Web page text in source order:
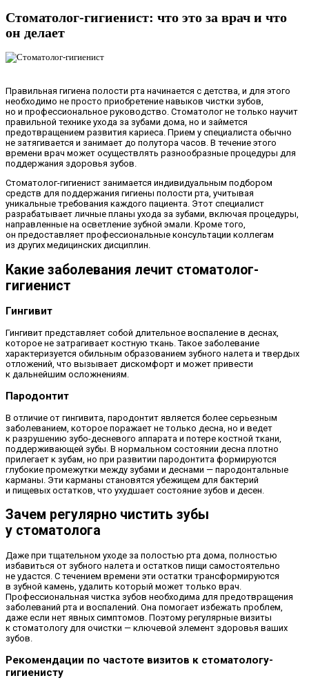
Стоматолог-гигиенист: что это за врач и что
он делает
Правильная гигиена полости рта начинается с детства, и для этого
необходимо не просто приобретение навыков чистки зубов,
но и профессиональное руководство. Стоматолог не только научит
правильной технике ухода за зубами дома, но и займется
предотвращением развития кариеса. Прием у специалиста обычно
не затягивается и занимает до полутора часов. В течение этого
времени врач может осуществлять разнообразные процедуры для
поддержания здоровья зубов.
Стоматолог-гигиенист занимается индивидуальным подбором
средств для поддержания гигиены полости рта, учитывая
уникальные требования каждого пациента. Этот специалист
разрабатывает личные планы ухода за зубами, включая процедуры,
направленные на осветление зубной эмали. Кроме того,
он предоставляет профессиональные консультации коллегам
из других медицинских дисциплин.
Какие заболевания лечит стоматолог-
гигиенист
Гингивит
Гингивит представляет собой длительное воспаление в деснах,
которое не затрагивает костную ткань. Такое заболевание
характеризуется обильным образованием зубного налета и твердых
отложений, что вызывает дискомфорт и может привести
к дальнейшим осложнениям.
Пародонтит
В отличие от гингивита, пародонтит является более серьезным
заболеванием, которое поражает не только десна, но и ведет
к разрушению зубо-десневого аппарата и потере костной ткани,
поддерживающей зубы. В нормальном состоянии десна плотно
прилегает к зубам, но при развитии пародонтита формируются
глубокие промежутки между зубами и деснами — пародонтальные
карманы. Эти карманы становятся убежищем для бактерий
и пищевых остатков, что ухудшает состояние зубов и десен.
Зачем регулярно чистить зубы
у стоматолога
Даже при тщательном уходе за полостью рта дома, полностью
избавиться от зубного налета и остатков пищи самостоятельно
не удастся. С течением времени эти остатки трансформируются
в зубной камень, удалить который может только врач.
Профессиональная чистка зубов необходима для предотвращения
заболеваний рта и воспалений. Она помогает избежать проблем,
даже если нет явных симптомов. Поэтому регулярные визиты
к стоматологу для очистки — ключевой элемент здоровья ваших
зубов.
Рекомендации по частоте визитов к стоматологу-
гигиенисту